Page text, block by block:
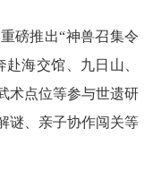
磅推出“神兽召集令
海交馆、九日山、
术点位等参与世遗研
谜、亲子协作闯关等